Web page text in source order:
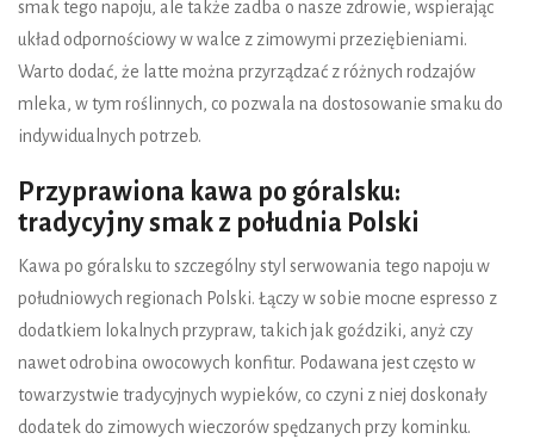
smak tego napoju, ale także zadba o nasze zdrowie, wspierając
układ odpornościowy w walce z zimowymi przeziębieniami.
Warto dodać, że latte można przyrządzać z różnych rodzajów
mleka, w tym roślinnych, co pozwala na dostosowanie smaku do
indywidualnych potrzeb.
Przyprawiona kawa po góralsku:
tradycyjny smak z południa Polski
Kawa po góralsku to szczególny styl serwowania tego napoju w
południowych regionach Polski. Łączy w sobie mocne espresso z
dodatkiem lokalnych przypraw, takich jak goździki, anyż czy
nawet odrobina owocowych konfitur. Podawana jest często w
towarzystwie tradycyjnych wypieków, co czyni z niej doskonały
dodatek do zimowych wieczorów spędzanych przy kominku.